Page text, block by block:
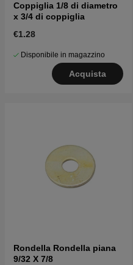
Coppiglia 1/8 di diametro
x 3/4 di coppiglia
€1.28
Disponibile in magazzino
Acquista
Rondella Rondella piana
9/32 X 7/8